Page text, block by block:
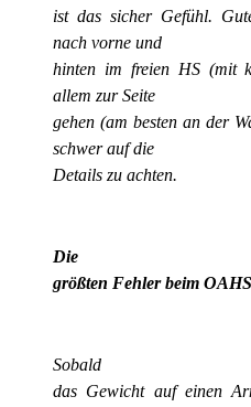
ist das sicher Gefühl.
nach vorne und
hinten im freien HS (mit
allem zur Seite
gehen (am besten an der
schwer auf die
Details zu achten.
Die
größten Fehler beim
Sobald
das Gewicht auf einen